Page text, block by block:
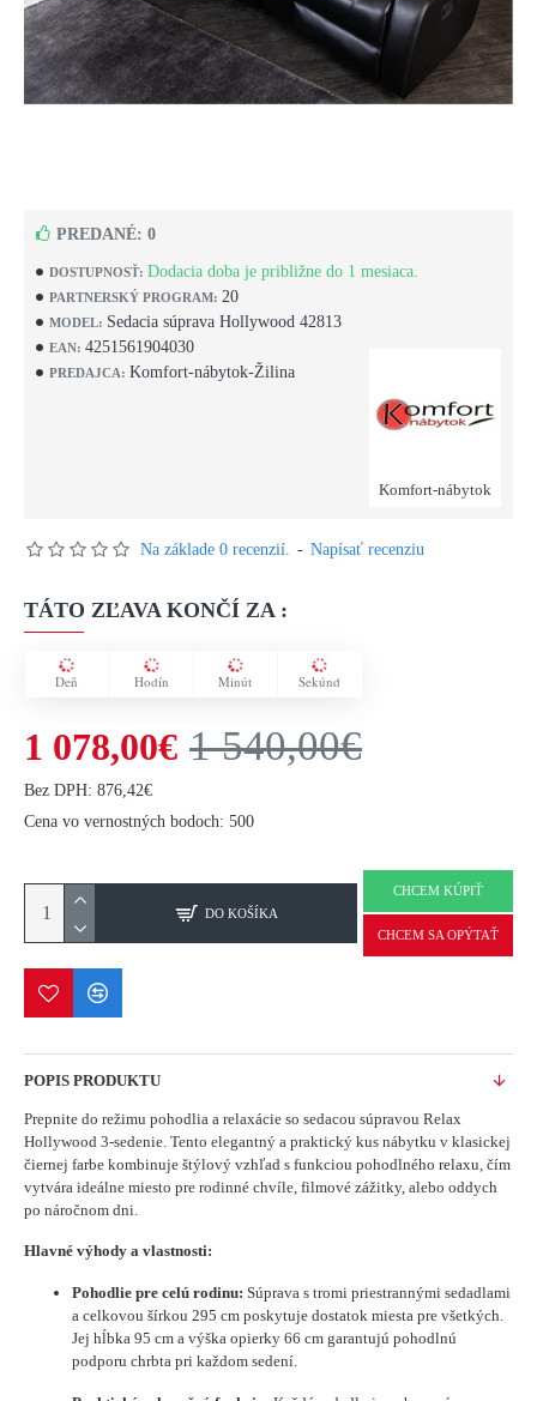
DOSTUPNOSŤ: Dodacia doba je približne do 1 mesiaca.
PARTNERSKÝ PROGRAM: 20
MODEL: Sedacia súprava Hollywood 42813
EAN: 4251561904030
PREDAJCA: Komfort-nábytok-Žilina
Komfort-nábytok
PREDANÉ: 0
Na základe 0 recenzií. - Napísať recenziu
TÁTO ZĽAVA KONČÍ ZA :
Deň Hodín Minút Sekúnd
1 078,00€ 1 540,00€
Bez DPH: 876,42€
Cena vo vernostných bodoch: 500
DO KOŠÍKA
CHCEM KÚPIŤ
CHCEM SA OPÝTAŤ
POPIS PRODUKTU
Prepnite do režimu pohodlia a relaxácie so sedacou súpravou Relax
Hollywood 3-sedenie. Tento elegantný a praktický kus nábytku v klasickej
čiernej farbe kombinuje štýlový vzhľad s funkciou pohodlného relaxu, čím
vytvára ideálne miesto pre rodinné chvíle, filmové zážitky, alebo oddych
po náročnom dni.
Hlavné výhody a vlastnosti:
Pohodlie pre celú rodinu: Súprava s tromi priestrannými sedadlami
a celkovou šírkou 295 cm poskytuje dostatok miesta pre všetkých.
Jej hĺbka 95 cm a výška opierky 66 cm garantujú pohodlnú
podporu chrbta pri každom sedení.